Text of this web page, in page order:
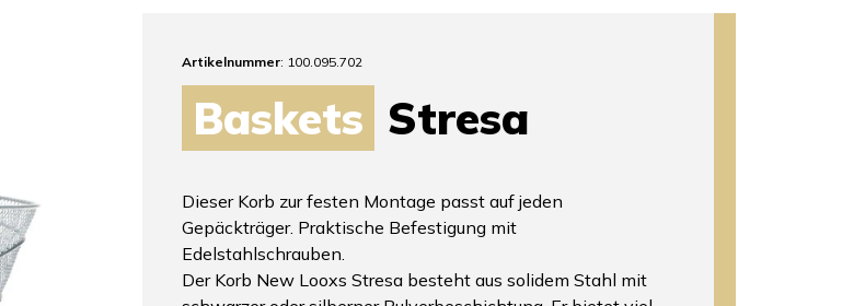
Artikelnummer: 100.095.702
Baskets Stresa
Dieser Korb zur festen Montage passt auf jeden
Gepäckträger. Praktische Befestigung mit
Edelstahlschrauben.
Der Korb New Looxs Stresa besteht aus solidem Stahl mit